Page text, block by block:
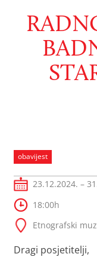
obavijest
23.12.2024. –
18:00h
Etnografski
Dragi posjetitelji,